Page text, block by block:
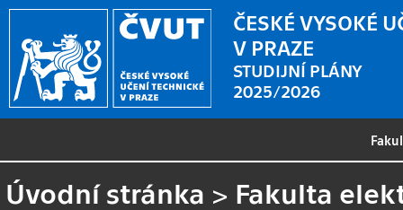
ČESKÉ VYSOKÉ
V PRAZE
STUDIJNÍ PLÁNY
2025/2026
Úvodní stránka > Fakulta